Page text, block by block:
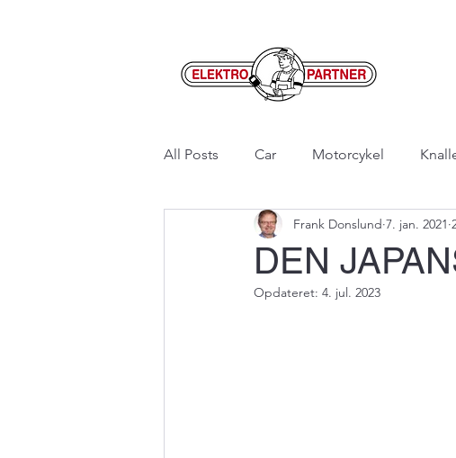
All Posts Car Motorcykel
DEN
Frank Donslund 7. jan. 2021
Opdateret: 4. jul. 2023